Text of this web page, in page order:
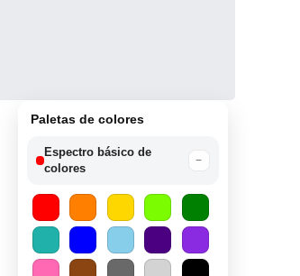
Paletas de colores
Espectro básico de
colores
−